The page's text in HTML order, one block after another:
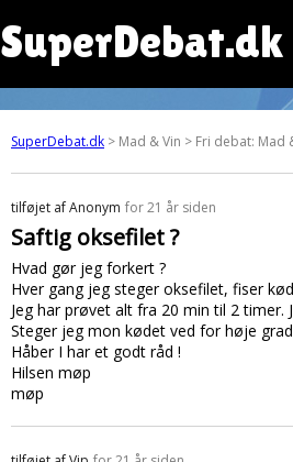
SuperDebat.dk
SuperDebat.dk > Mad & Vin > Fri debat: Mad
tilføjet afAnonym for 21 år siden
Saftig oksefilet ?
Hvad gør jeg forkert ?
Hver gang jeg steger oksefilet, fiser
Jeg har prøvet alt fra 20 min til 2 timer.
Steger jeg mon kødet ved for høje
Håber I har et godt råd !
Hilsen møp
møp